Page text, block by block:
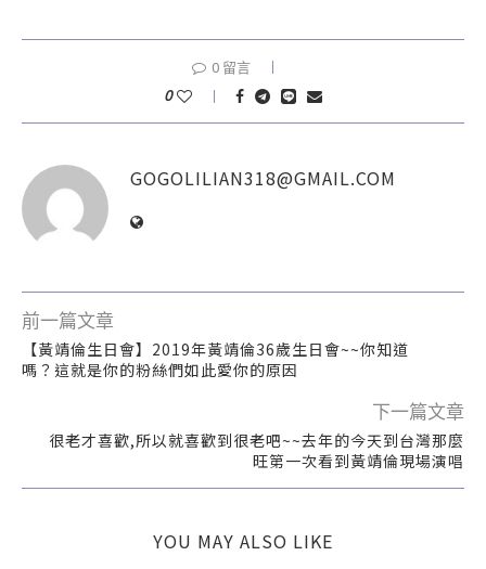
0 留言
0
GOGOLILIAN318@GMAIL.COM
前一篇文章
【黃靖倫生日會】2019年黃靖倫36歲生日會~~你知道
嗎？這就是你的粉絲們如此愛你的原因
下一篇文章
很老才喜歡,所以就喜歡到很老吧~~去年的今天到台灣那麼
旺第一次看到黃靖倫現場演唱
YOU MAY ALSO LIKE